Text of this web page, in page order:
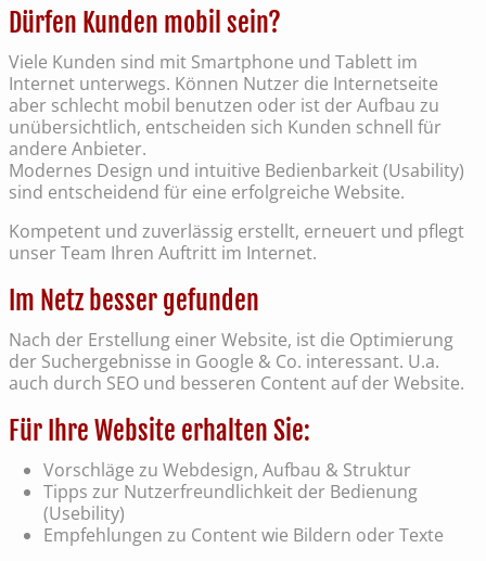
Dürfen Kunden mobil sein?
Viele Kunden sind mit Smartphone und Tablett im
Internet unterwegs. Können Nutzer die Internetseite
aber schlecht mobil benutzen oder ist der Aufbau zu
unübersichtlich, entscheiden sich Kunden schnell für
andere Anbieter.
Modernes Design und intuitive Bedienbarkeit (Usability)
sind entscheidend für eine erfolgreiche Website.
Kompetent und zuverlässig erstellt, erneuert und pflegt
unser Team Ihren Auftritt im Internet.
Im Netz besser gefunden
Nach der Erstellung einer Website, ist die Optimierung
der Suchergebnisse in Google & Co. interessant. U.a.
auch durch SEO und besseren Content auf der Website.
Für Ihre Website erhalten Sie:
Vorschläge zu Webdesign, Aufbau & Struktur
Tipps zur Nutzerfreundlichkeit der Bedienung
(Usebility)
Empfehlungen zu Content wie Bildern oder Texte